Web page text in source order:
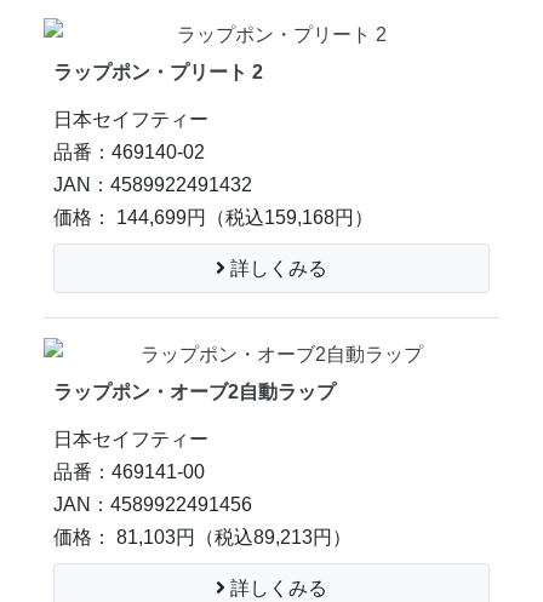
ラップポン・プリート 2
日本セイフティー
品番：469140-02
JAN：4589922491432
価格： 144,699円
（税込159,168円）
詳しくみる
ラップポン・オーブ2自動ラップ
日本セイフティー
品番：469141-00
JAN：4589922491456
価格： 81,103円
（税込89,213円）
詳しくみる